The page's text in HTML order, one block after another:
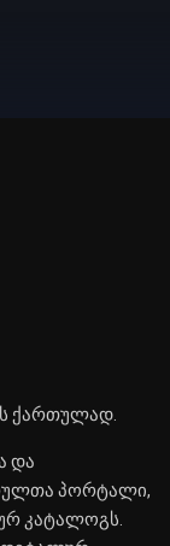
ქართულად.
და
პორტალი,
კატალოგს.